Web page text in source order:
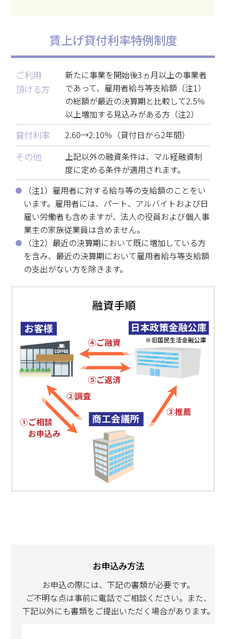
賃上げ貸付利率特例制度
ご利用
頂ける方
新たに事業を開始後3ヵ月以上の事業者
であって、雇用者給与等支給額（注1）
の総額が最近の決算期と比較して2.5％
以上増加する見込みがある方（注2）
貸付利率 2.60→2.10％（貸付日から2年間）
その他
上記以外の融資条件は、マル経融資制
度に定める条件が適用されます。
（注1）雇用者に対する給与等の支給額のことをい
います。雇用者には、パート、アルバイトおよび日
雇い労働者も含めますが、法人の役員および個人事
業主の家族従業員は含めません。
（注2）最近の決算期において既に増加している方
を含み、最近の決算期において雇用者給与等支給額
の支出がない方を除きます。
お申込み方法
お申込の際には、下記の書類が必要です。
ご不明な点は事前に電話でご相談ください。また、
下記以外にも書類をご提出いただく場合があります。